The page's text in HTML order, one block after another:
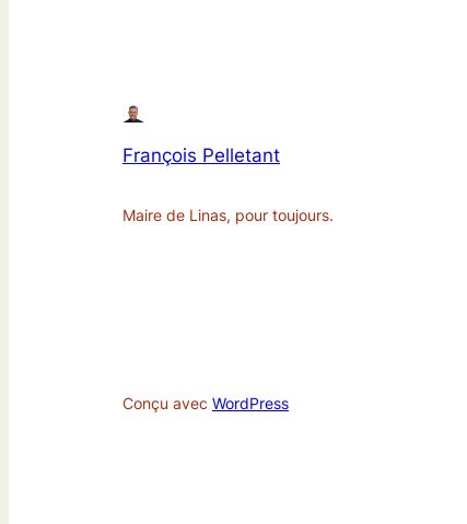
François Pelletant
Maire de Linas, pour toujours.
Conçu avec WordPress